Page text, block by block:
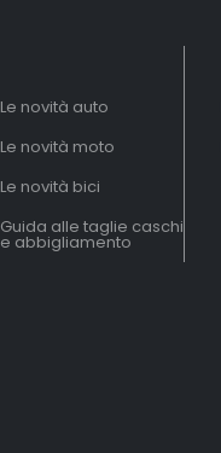
Le novità auto
Le novità moto
Le novità bici
Guida alle taglie caschi
e abbigliamento